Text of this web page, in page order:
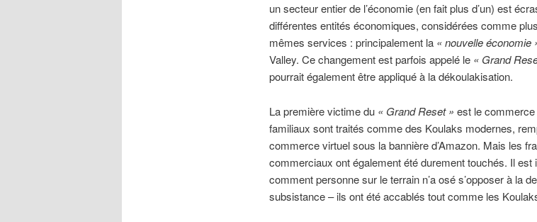
un secteur entier de l’économie (en fait plus d’un) est
différentes entités économiques, considérées comme
mêmes services : principalement la « nouvelle économie
Valley. Ce changement est parfois appelé le « Grand
pourrait également être appliqué à la dékoulakisation.
La première victime du « Grand Reset » est le
familiaux sont traités comme des Koulaks modernes,
commerce virtuel sous la bannière d’Amazon. Mais les
commerciaux ont également été durement touchés. Il est
comment personne sur le terrain n’a osé s’opposer à la
subsistance – ils ont été accablés tout comme les